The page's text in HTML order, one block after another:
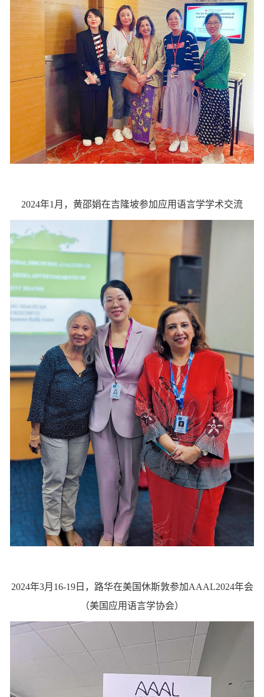
2024年1月，黄邵娟在吉隆坡参加应用语言学学术交流
2024年3月16-19日，路华在美国休斯敦参加AAAL2024年会
（美国应用语言学协会）